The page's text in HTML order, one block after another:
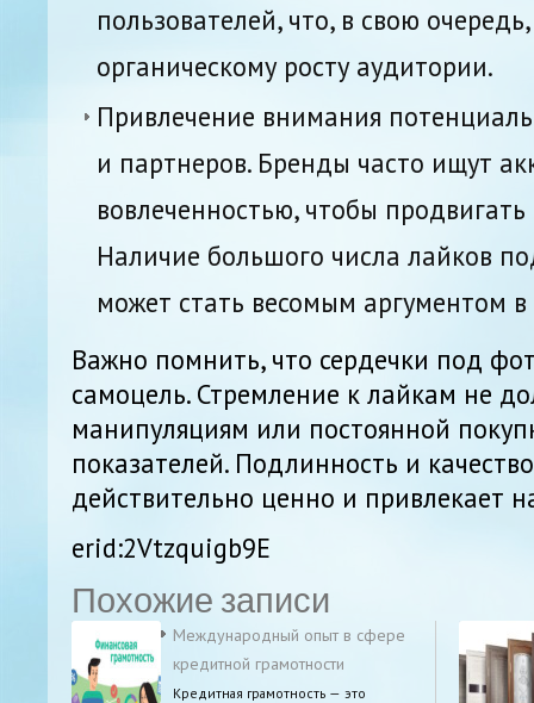
пользователей, что, в свою
органическому росту аудитории.
Привлечение внимания
и партнеров. Бренды часто ищут
вовлеченностью, чтобы продвигать
Наличие большого числа лайков
может стать весомым аргументом
Важно помнить, что сердечки под
самоцель. Стремление к лайкам не
манипуляциям или постоянной
показателей. Подлинность и
действительно ценно и привлекает
erid:2Vtzquigb9E
Похожие записи
Международный опыт в сфере
кредитной грамотности
Кредитная грамотность — это